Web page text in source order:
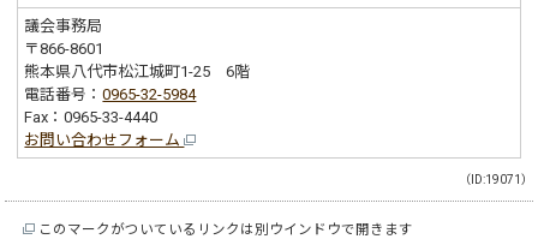
議会事務局
〒866-8601
熊本県八代市松江城町1-25 6階
電話番号：0965-32-5984
Fax：0965-33-4440
お問い合わせフォーム
（ID:19071）
このマークがついているリンクは別ウインドウで開きます